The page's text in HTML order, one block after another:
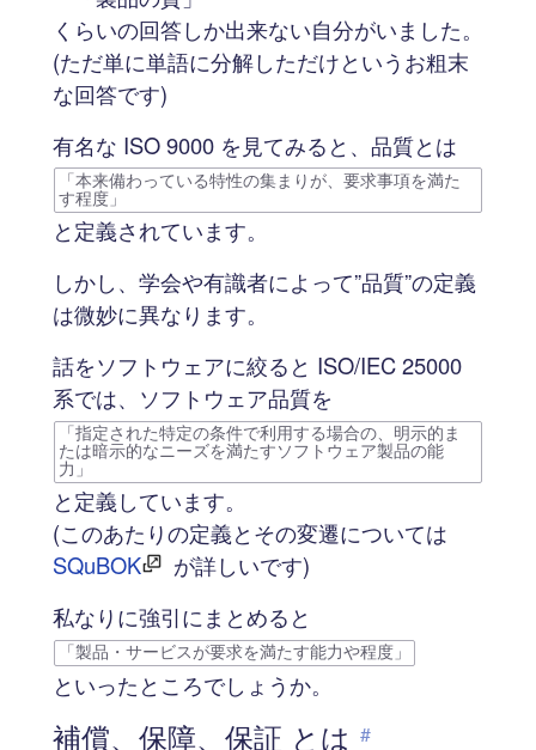
くらいの回答しか出来ない自分がいました。
(ただ単に単語に分解しただけというお粗末
な回答です)
有名な ISO 9000 を見てみると、品質とは
「本来備わっている特性の集まりが、要求事項を満た
す程度」
と定義されています。
しかし、学会や有識者によって”品質”の定義
は微妙に異なります。
話をソフトウェアに絞ると ISO/IEC 25000
系では、ソフトウェア品質を
「指定された特定の条件で利用する場合の、明示的ま
たは暗示的なニーズを満たすソフトウェア製品の能
力」
と定義しています。
(このあたりの定義とその変遷については
SQuBOK
が詳しいです)
私なりに強引にまとめると
「製品・サービスが要求を満たす能力や程度」
といったところでしょうか。
補償、保障、保証 とは #